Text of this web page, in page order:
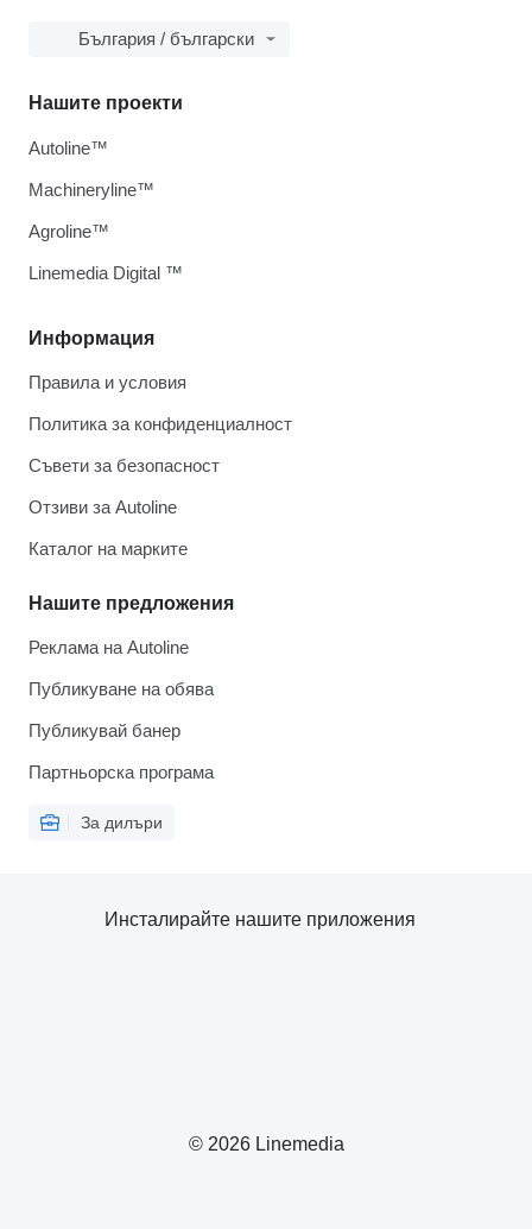
България / български
Информация
Правила и условия
Политика за конфиденциалност
Съвети за безопасност
Отзиви за Autoline
Каталог на марките
Нашите предложения
Реклама на Autoline
Публикуване на обява
Публикувай банер
Партньорска програма
За дилъри
Нашите проекти
Autoline™
Machineryline™
Agroline™
Linemedia Digital ™
© 2026 Linemedia
Инсталирайте нашите приложения